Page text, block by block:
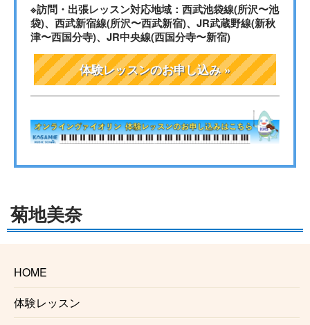
HOME
体験レッスン
※訪問・出張レッスン対応地域：西武池袋線(所沢〜池
袋)、西武新宿線(所沢〜西武新宿)、JR武蔵野線(新秋
津〜西国分寺)、JR中央線(西国分寺〜新宿)
体験レッスンのお申し込み »
菊地美奈
菊地美奈